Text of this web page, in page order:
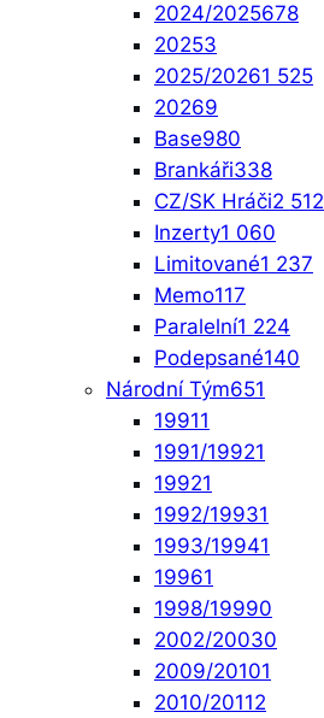
2024/2025678
20253
2025/20261 525
20269
Base980
Brankáři338
CZ/SK Hráči2 512
Inzerty1 060
Limitované1 237
Memo117
Paralelní1 224
Podepsané140
Národní Tým651
19911
1991/19921
19921
1992/19931
1993/19941
19961
1998/19990
2002/20030
2009/20101
2010/20112